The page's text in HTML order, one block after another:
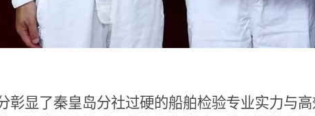
彰显了秦皇岛分社过硬的船舶检验专业实力与